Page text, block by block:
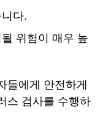
다.
위험이 매우 높
들에게 안전하게
스 검사를 수행하